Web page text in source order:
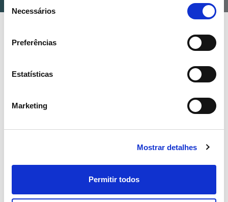
de Necessários
Preferências
Estatísticas
Marketing
Mostrar detalhes
Permitir todos
Receba todos os detalhes da
tendências e notícias que
partilhamos